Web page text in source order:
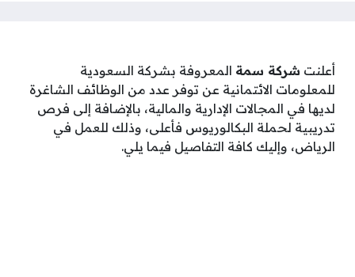
أعلنت شركة سمة المعروفة بشركة السعودية
للمعلومات الائتمانية عن توفر عدد من الوظائف الشاغرة
لديها في المجالات الإدارية والمالية، بالإضافة إلى فرص
تدريبية لحملة البكالوريوس فأعلى، وذلك للعمل في
الرياض، وإليك كافة التفاصيل فيما يلي.